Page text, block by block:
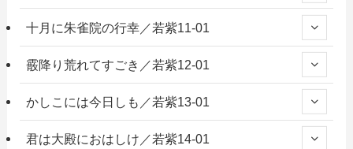
十月に朱雀院の行幸／若紫11-01
霰降り荒れてすごき／若紫12-01
かしこには今日しも／若紫13-01
君は大殿におはしけ／若紫14-01